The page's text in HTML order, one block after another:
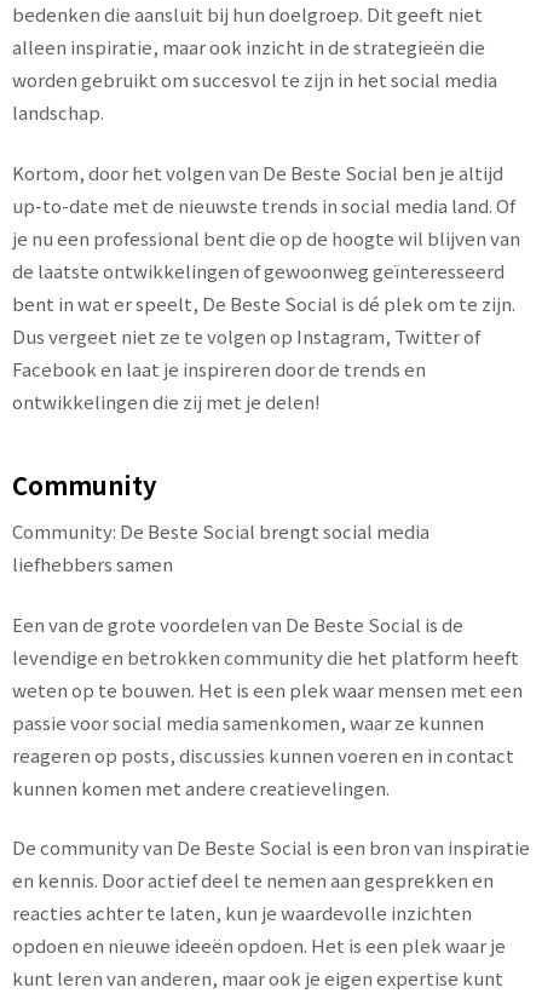
bedenken die aansluit bij hun doelgroep. Dit geeft niet
alleen inspiratie, maar ook inzicht in de strategieën die
worden gebruikt om succesvol te zijn in het social media
landschap.
Kortom, door het volgen van De Beste Social ben je altijd
up-to-date met de nieuwste trends in social media land. Of
je nu een professional bent die op de hoogte wil blijven van
de laatste ontwikkelingen of gewoonweg geïnteresseerd
bent in wat er speelt, De Beste Social is dé plek om te zijn.
Dus vergeet niet ze te volgen op Instagram, Twitter of
Facebook en laat je inspireren door de trends en
ontwikkelingen die zij met je delen!
Community
Community: De Beste Social brengt social media
liefhebbers samen
Een van de grote voordelen van De Beste Social is de
levendige en betrokken community die het platform heeft
weten op te bouwen. Het is een plek waar mensen met een
passie voor social media samenkomen, waar ze kunnen
reageren op posts, discussies kunnen voeren en in contact
kunnen komen met andere creatievelingen.
De community van De Beste Social is een bron van inspiratie
en kennis. Door actief deel te nemen aan gesprekken en
reacties achter te laten, kun je waardevolle inzichten
opdoen en nieuwe ideeën opdoen. Het is een plek waar je
kunt leren van anderen, maar ook je eigen expertise kunt